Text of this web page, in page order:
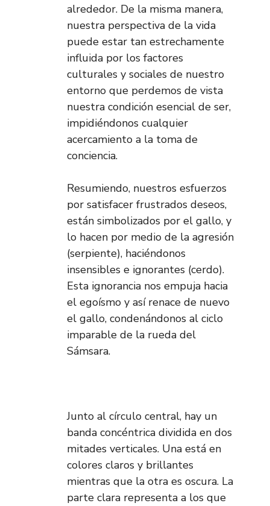
alrededor. De la misma manera,
nuestra perspectiva de la vida
puede estar tan estrechamente
influida por los factores
culturales y sociales de nuestro
entorno que perdemos de vista
nuestra condición esencial de ser,
impidiéndonos cualquier
acercamiento a la toma de
conciencia.
Resumiendo, nuestros esfuerzos
por satisfacer frustrados deseos,
están simbolizados por el gallo, y
lo hacen por medio de la agresión
(serpiente), haciéndonos
insensibles e ignorantes (cerdo).
Esta ignorancia nos empuja hacia
el egoísmo y así renace de nuevo
el gallo, condenándonos al ciclo
imparable de la rueda del
Sámsara.
Junto al círculo central, hay un
banda concéntrica dividida en dos
mitades verticales. Una está en
colores claros y brillantes
mientras que la otra es oscura. La
parte clara representa a los que